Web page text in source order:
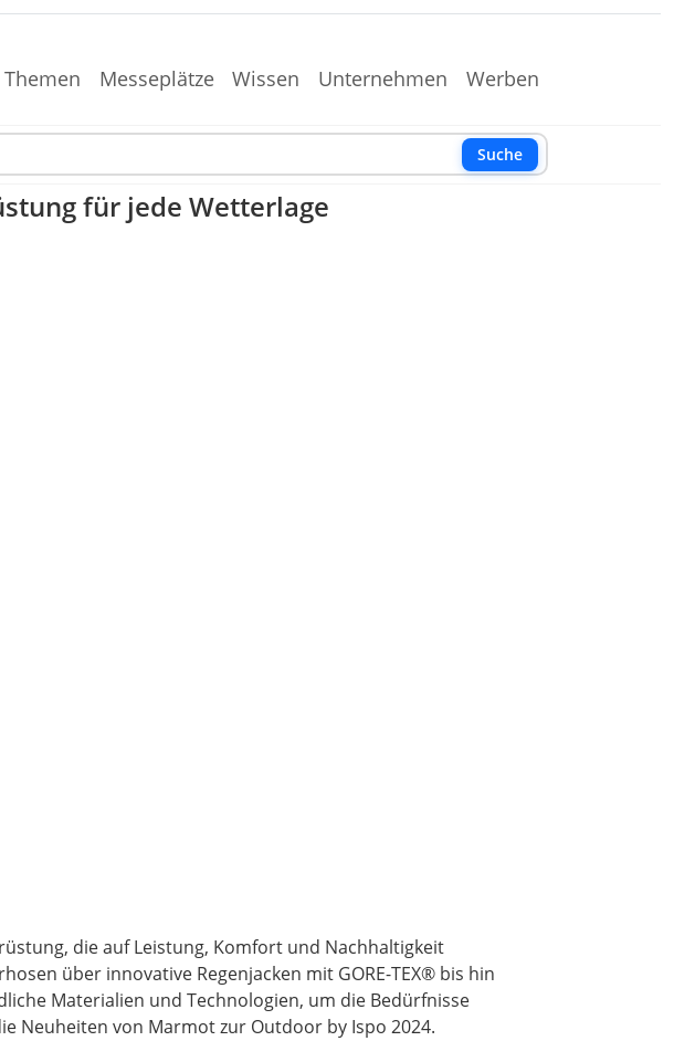
Themen Messeplätze Wissen Unternehmen Werben
Suche
für jede Wetterlage
die auf Leistung, Komfort und Nachhaltigkeit
über innovative Regenjacken mit GORE-TEX® bis hin
Materialien und Technologien, um die Bedürfnisse
Neuheiten von Marmot zur Outdoor by Ispo 2024.